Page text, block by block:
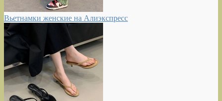
Вьетнамки женские на Алиэкспресс